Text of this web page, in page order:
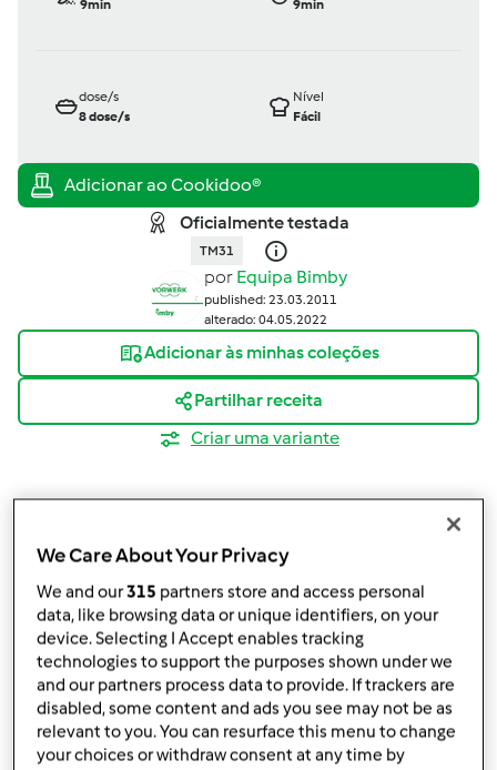
9min
9min
dose/s
8dose/s
Nível
Fácil
Oficialmente testada
TM31
por Equipa Bimby
published: 23.03.2011
alterado: 04.05.2022
Adicionar às minhas coleções
Partilhar receita
Criar uma variante
Ingredientes
1000gleite
1iogurte natural
50gleite em pó
Adicionar à lista de compras
We Care About Your Privacy
We and our315 partners store and access personal
data, like browsing data or unique identifiers, on your
device. Selecting I Accept enables tracking
technologies to support the purposes shown under we
and our partners process data to provide. If trackers are
disabled, some content and ads you see may not be as
relevant to you. You can resurface this menu to change
your choices or withdraw consent at any time by